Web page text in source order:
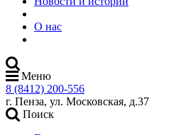
О нас
Меню
8 (8412) 200-556
г. Пенза, ул. Московская, д.37
Поиск